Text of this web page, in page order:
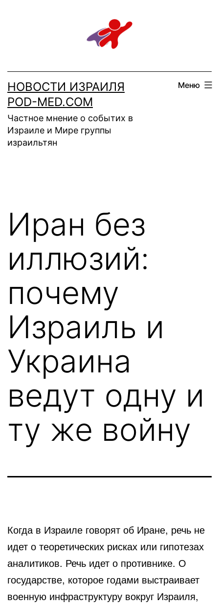
НОВОСТИ ИЗРАИЛЯ
POD-MED.COM
Частное мнение о событих в
Израиле и Мире группы
израильтян
Меню
Иран без
иллюзий:
почему
Израиль и
Украина
ведут одну и
ту же войну
Когда в Израиле говорят об Иране, речь не
идет о теоретических рисках или гипотезах
аналитиков. Речь идет о противнике. О
государстве, которое годами выстраивает
военную инфраструктуру вокруг Израиля,